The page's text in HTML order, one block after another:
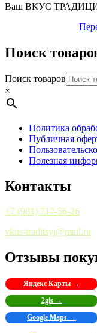
Ваш ВКУС
Поиск
Поиск товаров
×
Политика
Публичная
Полезная
Контакты
+7 (981) 712-56-26
vkus-traditsyi@mail.ru
Отзывы
Яндекс Карты →
2gis →
Google Maps →